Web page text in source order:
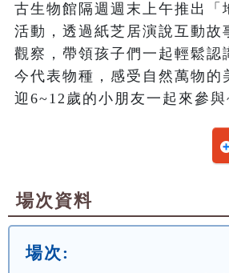
古生物館隔週週末上午推出「
活動，透過紙芝居演說互動故
觀察，帶領孩子們一起輕鬆認
今代表物種，感受自然萬物的
迎6~12歲的小朋友一起來參與
場次資料
場次: